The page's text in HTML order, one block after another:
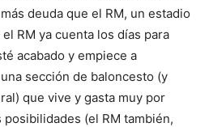
deuda que el RM, un estadio
RM ya cuenta los días para
acabado y empiece a
sección de baloncesto (y
que vive y gasta muy por
posibilidades (el RM también,